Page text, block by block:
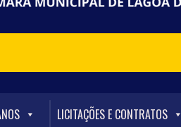
LICITAÇÕES E CONTRATOS